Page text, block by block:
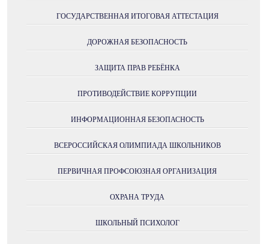
ГОСУДАРСТВЕННАЯ ИТОГОВАЯ АТТЕСТАЦИЯ
ДОРОЖНАЯ БЕЗОПАСНОСТЬ
ЗАЩИТА ПРАВ РЕБЁНКА
ПРОТИВОДЕЙСТВИЕ КОРРУПЦИИ
ИНФОРМАЦИОННАЯ БЕЗОПАСНОСТЬ
ВСЕРОССИЙСКАЯ ОЛИМПИАДА ШКОЛЬНИКОВ
ПЕРВИЧНАЯ ПРОФСОЮЗНАЯ ОРГАНИЗАЦИЯ
ОХРАНА ТРУДА
ШКОЛЬНЫЙ ПСИХОЛОГ